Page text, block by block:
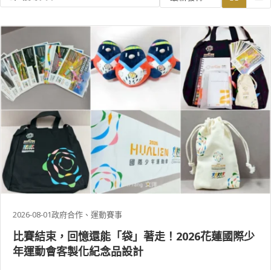
2026-08-01政府合作、運動賽事
比賽結束，回憶還能「袋」著走！2026花蓮國際少
年運動會客製化紀念品設計